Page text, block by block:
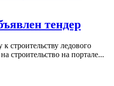
тендер
строительству ледового
строительство на портале...